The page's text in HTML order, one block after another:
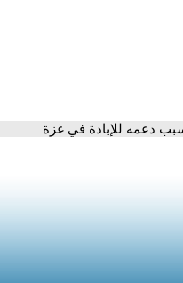
دعمه للإبادة في غزة